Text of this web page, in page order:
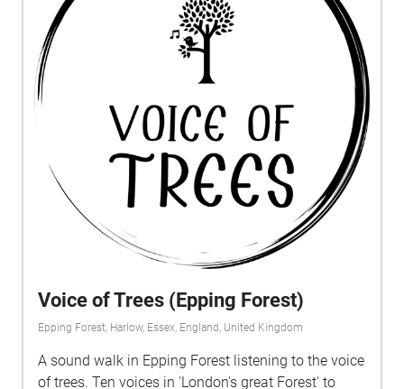
Voice of Trees (Epping Forest)
Epping Forest, Harlow, Essex, England, United Kingdom
A sound walk in Epping Forest listening to the voice
of trees. Ten voices in 'London's great Forest' to